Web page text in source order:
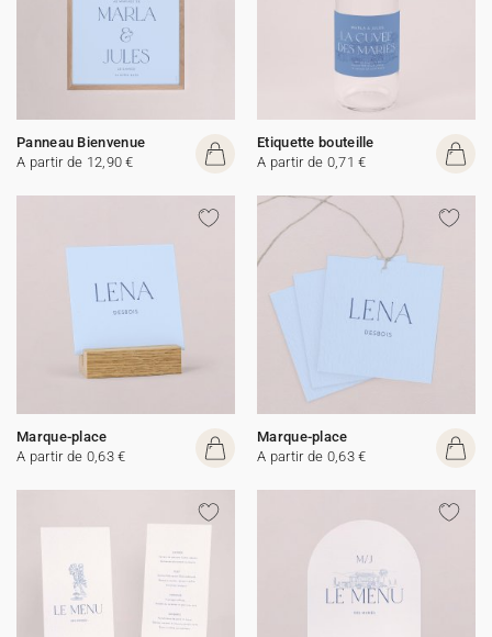
Panneau Bienvenue
A partir de 12,90 €
Etiquette bouteille
A partir de 0,71 €
Marque-place
A partir de 0,63 €
Marque-place
A partir de 0,63 €